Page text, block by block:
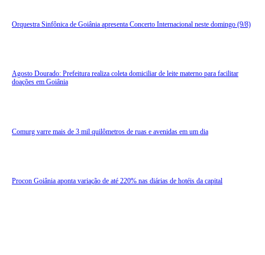
Orquestra Sinfônica de Goiânia apresenta Concerto Internacional neste domingo (9/8)
Agosto Dourado: Prefeitura realiza coleta domiciliar de leite materno para facilitar
doações em Goiânia
Comurg varre mais de 3 mil quilômetros de ruas e avenidas em um dia
Procon Goiânia aponta variação de até 220% nas diárias de hotéis da capital